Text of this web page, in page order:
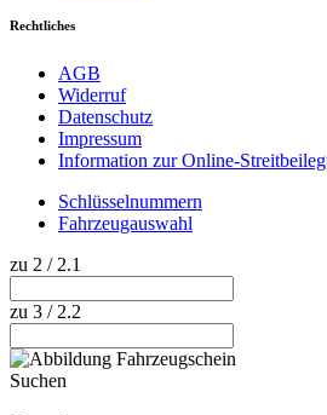
Rechtliches
AGB
Widerruf
Datenschutz
Impressum
Information zur Online-
Schlüsselnummern
Fahrzeugauswahl
zu 2 / 2.1
zu 3 / 2.2
Suchen